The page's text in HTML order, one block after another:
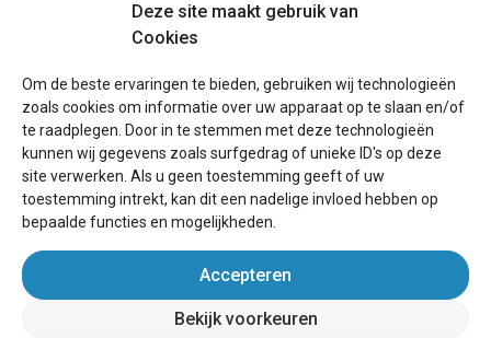
Deze site maakt gebruik van
Cookies
Om de beste ervaringen te bieden, gebruiken wij technologieën
zoals cookies om informatie over uw apparaat op te slaan en/of
te raadplegen. Door in te stemmen met deze technologieën
kunnen wij gegevens zoals surfgedrag of unieke ID's op deze
site verwerken. Als u geen toestemming geeft of uw
toestemming intrekt, kan dit een nadelige invloed hebben op
bepaalde functies en mogelijkheden.
Accepteren
Bekijk voorkeuren
Blog
Voor eigenaren
Een advertentie plaatsen
Succesvol verhuren vakantiewoning
wereldvakantiehuis.be(vakantiehuizen wereldwijd)